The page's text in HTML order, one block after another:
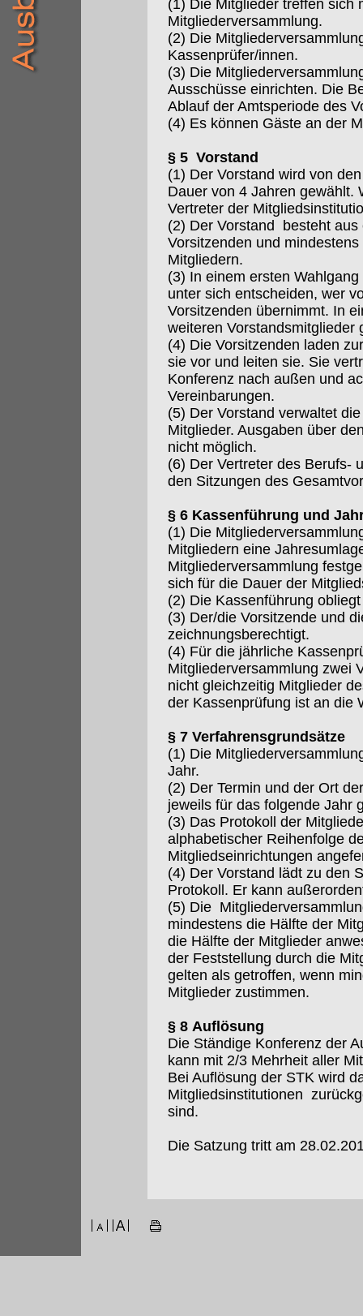
(1) Die Mitglieder treffen sich
Mitgliederversammlung.
(2) Die
Kassenprüfer/innen.
(3) Die
Ausschüsse einrichten. Die
Ablauf der Amtsperiode des
(4) Es können Gäste an der
§ 5 Vorstand
(1) Der Vorstand wird von
Dauer von 4 Jahren gewählt.
Vertreter der
(2) Der Vorstand besteht
Vorsitzenden und
Mitgliedern.
(3) In einem ersten
unter sich entscheiden, wer
Vorsitzenden übernimmt. In
weiteren Vorstandsmitglieder
(4) Die Vorsitzenden laden
sie vor und leiten sie. Sie
Konferenz nach außen und
Vereinbarungen.
(5) Der Vorstand verwaltet
Mitglieder. Ausgaben über
nicht möglich.
(6) Der Vertreter des Berufs-
den Sitzungen des
§ 6 Kassenführung und
(1) Die
Mitgliedern eine
Mitgliederversammlung
sich für die Dauer der
(2) Die Kassenführung
(3) Der/die Vorsitzende und
zeichnungsberechtigt.
(4) Für die jährliche
Mitgliederversammlung zwei
nicht gleichzeitig Mitglieder
der Kassenprüfung ist an die
§ 7 Verfahrensgrundsätze
(1) Die
Jahr.
(2) Der Termin und der Ort
jeweils für das folgende Jahr
(3) Das Protokoll der
alphabetischer Reihenfolge
Mitgliedseinrichtungen
(4) Der Vorstand lädt zu den
Protokoll. Er kann
(5) Die
mindestens die Hälfte der
die Hälfte der Mitglieder
der Feststellung durch die
gelten als getroffen, wenn
Mitglieder zustimmen.
§ 8 Auflösung
Die Ständige Konferenz der
kann mit 2/3 Mehrheit aller
Bei Auflösung der STK wird
Mitgliedsinstitutionen
sind.
Die Satzung tritt am